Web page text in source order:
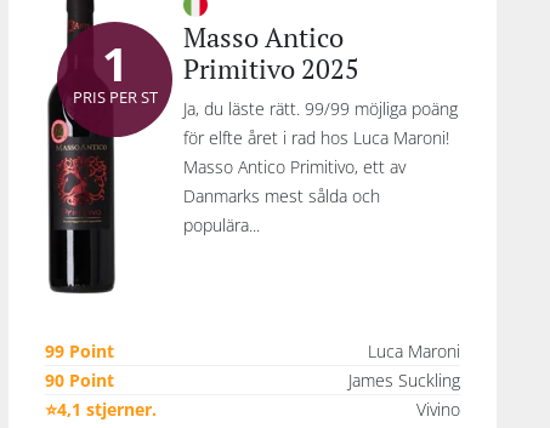
1
PRIS PER ST
Masso Antico
Primitivo 2025
Ja, du läste rätt. 99/99 möjliga poäng
för elfte året i rad hos Luca Maroni!
Masso Antico Primitivo, ett av
Danmarks mest sålda och
populära...
99 Point
Luca Maroni
90 Point
James Suckling
⭐4,1 stjerner.
Vivino